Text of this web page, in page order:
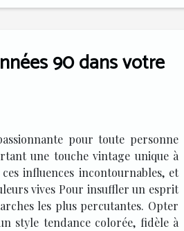
90 dans votre
pour toute personne
une touche vintage unique à
influences incontournables, et
vives Pour insuffler un esprit
les plus percutantes. Opter
style tendance colorée, fidèle à